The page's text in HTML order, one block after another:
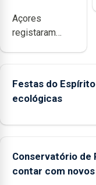
Açores
registaram
inspeções
relacionadas
2026. A ilha
das Flores
Festas do
ecológicas
Conservatório de
contar com